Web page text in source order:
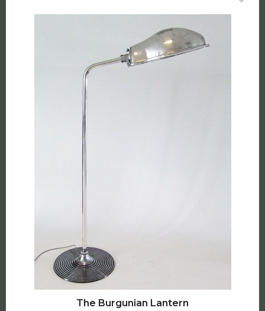
The Burgunian Lantern